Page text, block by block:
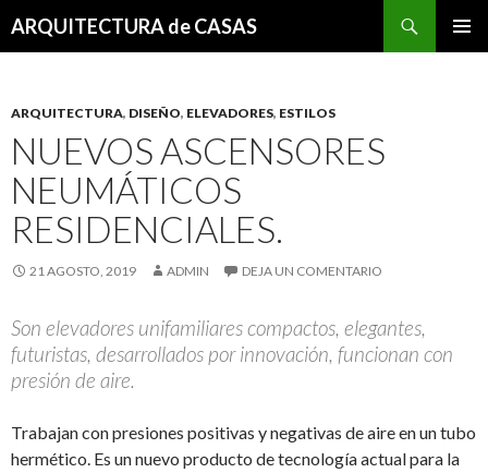
ARQUITECTURA de CASAS
ARQUITECTURA, DISEÑO, ELEVADORES, ESTILOS
NUEVOS ASCENSORES
NEUMÁTICOS
RESIDENCIALES.
21 AGOSTO, 2019 ADMIN DEJA UN COMENTARIO
Son elevadores unifamiliares compactos, elegantes,
futuristas, desarrollados por innovación, funcionan con
presión de aire.
Trabajan con presiones positivas y negativas de aire en un tubo
hermético. Es un nuevo producto de tecnología actual para la